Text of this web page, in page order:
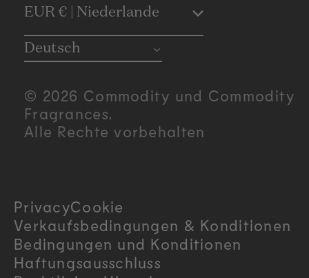
C
o
u
n
y
/
EUR € | Niederlande
Deutsch
© 2026 Commodity und Commodity
Fragrances.
Alle Rechte vorbehalten
PrivacyCookie
Verkaufsbedingungen & Konditionen
Bedingungen und Konditionen
Haftungsausschluss